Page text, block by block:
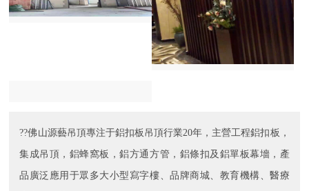
??佛山源藝吊頂專注于鋁扣板吊頂行業20年，主營工程鋁扣板，
集成吊頂，鋁蜂窩板，鋁方通方管，鋁條扣及鋁單板幕墻，產
品廣泛應用于眾多大小型寫字樓、品牌商城、教育機構、醫療